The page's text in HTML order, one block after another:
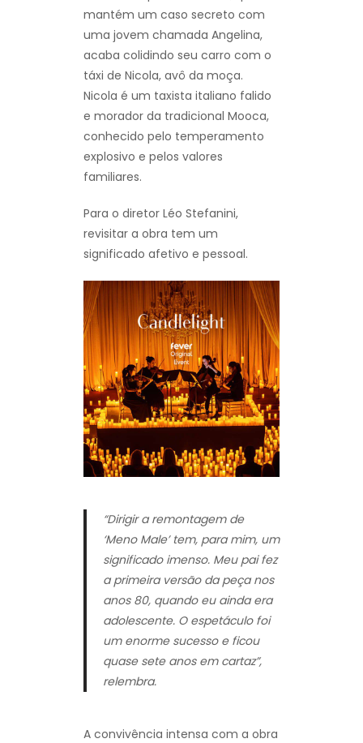
mantém um caso secreto com
uma jovem chamada Angelina,
acaba colidindo seu carro com o
táxi de Nicola, avô da moça.
Nicola é um taxista italiano falido
e morador da tradicional Mooca,
conhecido pelo temperamento
explosivo e pelos valores
familiares.
Para o diretor Léo Stefanini,
revisitar a obra tem um
significado afetivo e pessoal.
“Dirigir a remontagem de
‘Meno Male’ tem, para mim, um
significado imenso. Meu pai fez
a primeira versão da peça nos
anos 80, quando eu ainda era
adolescente. O espetáculo foi
um enorme sucesso e ficou
quase sete anos em cartaz”,
relembra.
A convivência intensa com a obra